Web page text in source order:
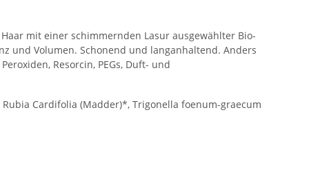
mit einer schimmernden Lasur ausgewählter Bio-
und Volumen. Schonend und langanhaltend. Anders
Resorcin, PEGs, Duft- und
Cardifolia (Madder)*, Trigonella foenum-graecum